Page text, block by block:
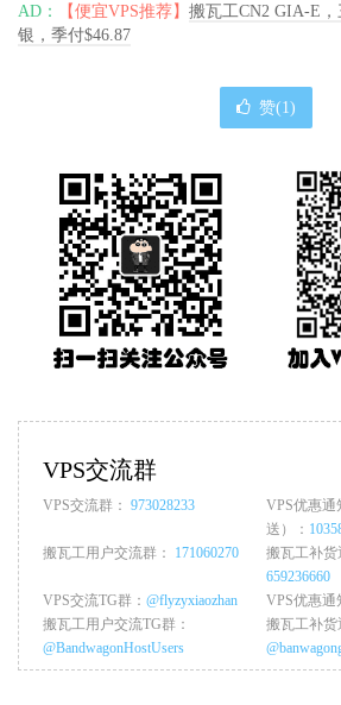
AD： 【便宜VPS推荐】 搬瓦工CN2 GIA-E
银，季付$46.87
赞(1)
VPS交流群
VPS交流群： 973028233
VPS优惠通
送）：
搬瓦工用户交流群： 171060270
搬瓦工补货
659236660
VPS交流TG群： @flyzyxiaozhan VPS优惠通
搬瓦工用户交流TG群：
@BandwagonHostUsers
搬瓦工补货